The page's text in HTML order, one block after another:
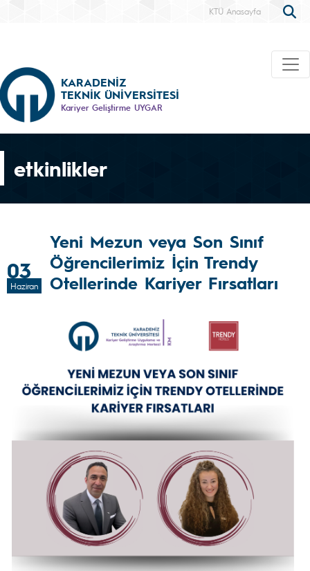
KTÜ Anasayfa
KARADENİZ
TEKNİK ÜNİVERSİTESİ
Kariyer Geliştirme UYGAR
etkinlikler
03
Haziran
Yeni Mezun veya Son Sınıf
Öğrencilerimiz İçin Trendy
Otellerinde Kariyer Fırsatları